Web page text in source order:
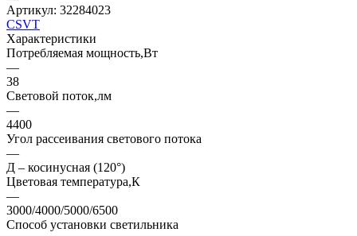
Артикул: 32284023
CSVT
Характеристики
Потребляемая мощность,Вт
—
38
Световой поток,лм
—
4400
Угол рассеивания светового потока
—
Д – косинусная (120°)
Цветовая температура,К
—
3000/4000/5000/6500
Способ установки светильника